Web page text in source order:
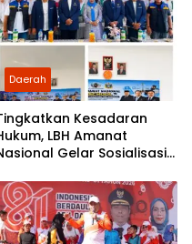
Daerah
Kesadaran
LBH Amanat
Gelar Sosialisasi